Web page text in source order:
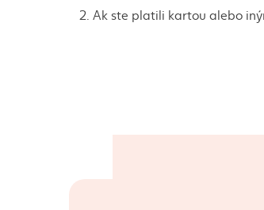
Ak ste platili kartou alebo